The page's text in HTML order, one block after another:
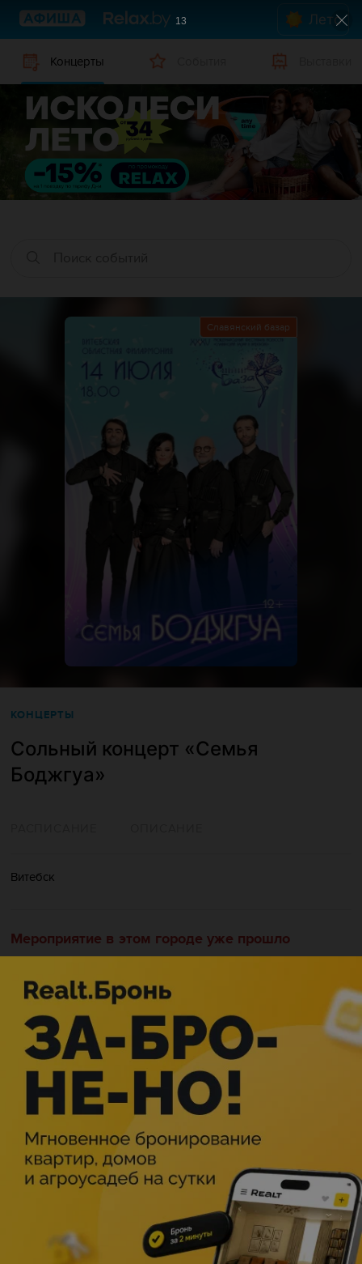
Лето
Концерты
Славянский базар
КОНЦЕРТЫ
Сольный концерт «Семья
Боджгуа»
Витебск
Мероприятие в этом городе уже прошло
12